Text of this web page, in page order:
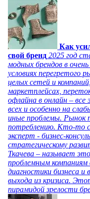
Как
свой бренд 2025 год
модных брендов в
условиях перегретого
целых сетей и
маркетплейсах,
офлайна в онлайн –
всех и особенно на
иные проблемы. Рынок
потреблению. Кто-то
эксперт - бизнес-
стратегическому
Ткачева – называет
проблемным
диагностики бизнеса и
выхода из кризиса.
пирамидой зрелости